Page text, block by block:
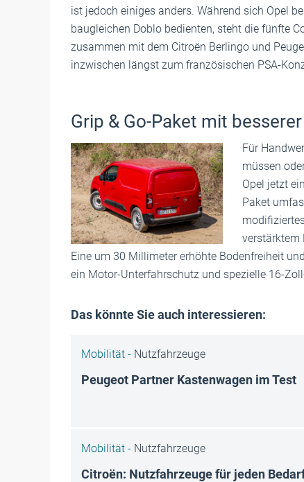
ist jedoch einiges anders. Während sich Opel
baugleichen Doblo bedienten, steht die fünfte
zusammen mit dem Citroën Berlingo und
inzwischen längst zum französischen PSA-
Grip & Go-Paket mit
Für
müssen
Opel jetzt
Paket
verstärktem
Eine um 30 Millimeter erhöhte Bodenfreiheit
ein Motor-Unterfahrschutz und spezielle 16-
Das könnte Sie auch interessieren:
Mobilität - Nutzfahrzeuge
Peugeot Partner Kastenwagen im Test
Mobilität - Nutzfahrzeuge
Citroën: Nutzfahrzeuge für jeden